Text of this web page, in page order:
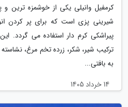
کرمفیل وانیلی یکی از خوشمزه ترین و
شیرینی پزی است که برای پر کردن
پیراشکی کرم دار استفاده می گردد.
ترکیب شیر، شکر، زرده تخم مرغ،
به بافتی...
14 خرداد 1405